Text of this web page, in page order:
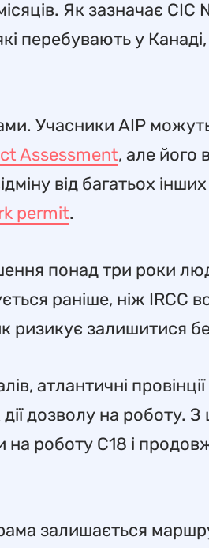
Як зазначає
перебувають у
Учасники AIP
Assessment, але його
від багатьох інших
permit.
понад три роки
раніше, ніж IRCC
ризикує залишитися
атлантичні
дії дозволу на
на роботу C18 і
залишається